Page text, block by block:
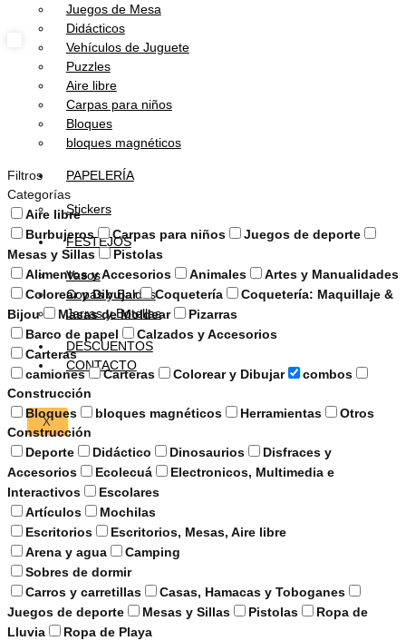
Juegos de Mesa
Didácticos
Vehículos de Juguete
Puzzles
Aire libre
Carpas para niños
Bloques
bloques magnéticos
PAPELERÍA
Stickers
FESTEJOS
Vasos
Copas y Baldes
Jarras y Botellas
DESCUENTOS
CONTACTO
X
Filtros
Categorías
Aire libre
Burbujeros
Carpas para niños
Juegos de deporte
Mesas y Sillas
Pistolas
Alimentos y Accesorios
Animales
Artes y Manualidades
Colorear y Dibujar
Coquetería
Coquetería: Maquillaje &
Bijou
Masas de Moldear
Pizarras
Barco de papel
Calzados y Accesorios
Carteras
camiones
Carteras Colorear y Dibujar
combos
Construcción
Bloques
bloques magnéticos Herramientas
Otros
Construcción
Deporte
Didáctico Dinosaurios
Disfraces y
Accesorios
Ecolecuá
Electronicos, Multimedia e
Interactivos
Escolares
Artículos
Mochilas
Escritorios
Escritorios, Mesas, Aire libre
Arena y agua
Camping
Sobres de dormir
Carros y carretillas
Casas, Hamacas y Toboganes
Juegos de deporte
Mesas y Sillas Pistolas
Ropa de
Lluvia
Ropa de Playa